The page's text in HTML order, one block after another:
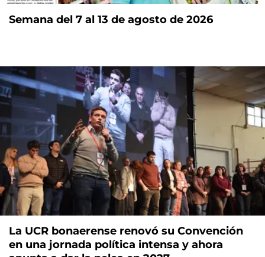
Semana del 7 al 13 de agosto de 2026
La UCR bonaerense renovó su Convención
en una jornada política intensa y ahora